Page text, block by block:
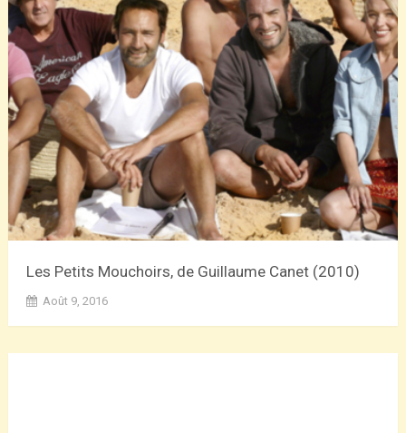
Les Petits Mouchoirs, de Guillaume Canet (2010)
Août 9, 2016